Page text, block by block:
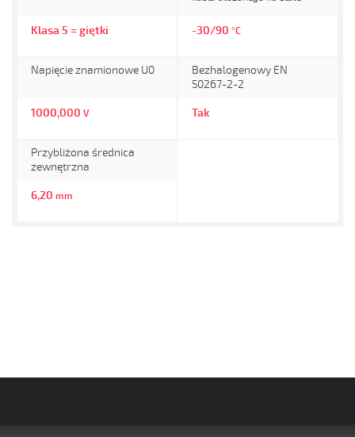
Klasa 5 = giętki -30/90 °C
Napięcie znamionowe U0
1000,000 V
Bezhalogenowy EN
50267-2-2
Tak
Przybliżona średnica
zewnętrzna
6,20 mm